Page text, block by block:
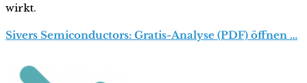
wirkt.
Sivers Semiconductors: Gratis-Analyse (PDF) öffnen …